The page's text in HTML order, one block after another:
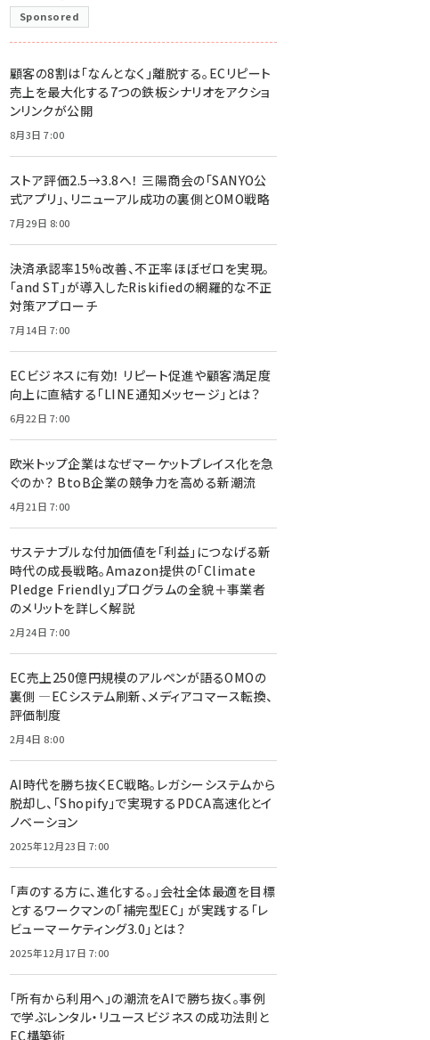
Sponsored
顧客の8割は「なんとなく」離脱する。ECリピート
売上を最大化する7つの鉄板シナリオをアクショ
ンリンクが公開
8月3日 7:00
ストア評価2.5→3.8へ！ 三陽商会の「SANYO公
式アプリ」、リニューアル成功の裏側とOMO戦略
7月29日 8:00
決済承認率15%改善、不正率ほぼゼロを実現。
「and ST」が導入したRiskifiedの網羅的な不正
対策アプローチ
7月14日 7:00
ECビジネスに有効！ リピート促進や顧客満足度
向上に直結する「LINE通知メッセージ」とは？
6月22日 7:00
欧米トップ企業はなぜマーケットプレイス化を急
ぐのか？ BtoB企業の競争力を高める新潮流
4月21日 7:00
サステナブルな付加価値を「利益」につなげる新
時代の成長戦略。Amazon提供の「Climate
Pledge Friendly」プログラムの全貌＋事業者
のメリットを詳しく解説
2月24日 7:00
EC売上250億円規模のアルペンが語るOMOの
裏側 ―ECシステム刷新、メディアコマース転換、
評価制度
2月4日 8:00
AI時代を勝ち抜くEC戦略。レガシーシステムから
脱却し、「Shopify」で実現するPDCA高速化とイ
ノベーション
2025年12月23日 7:00
「声のする方に、進化する。」会社全体最適を目標
とするワークマンの「補完型EC」 が実践する「レ
ビューマーケティング3.0」とは？
2025年12月17日 7:00
「所有から利用へ」の潮流をAIで勝ち抜く。事例
で学ぶレンタル・リユースビジネスの成功法則と
EC構築術